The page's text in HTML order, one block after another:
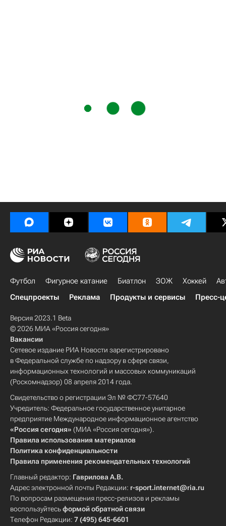
Футбол Фигурное катание Биатлон ЗОЖ Хоккей
Спецпроекты
Реклама Продукты и сервисы Пресс-
Версия 2023.1 Beta
© 2026 МИА «Россия сегодня»
Вакансии
Сетевое издание РИА Новости зарегистрировано
в Федеральной службе по надзору в сфере связи,
информационных технологий и массовых коммуникаций
(Роскомнадзор) 08 апреля 2014 года.
Свидетельство о регистрации Эл № ФС77-57640
Учредитель: Федеральное государственное унитарное
предприятие Международное информационное агентство
«Россия сегодня» (МИА «Россия сегодня»).
Правила использования материалов
Политика конфиденциальности
Правила применения рекомендательных технологий
Главный редактор: Гаврилова А.В.
Адрес электронной почты Редакции: r-sport.internet@ria.ru
По вопросам размещения пресс-релизов и рекламы
воспользуйтесьформой обратной связи
Телефон Редакции: 7 (495) 645-6601